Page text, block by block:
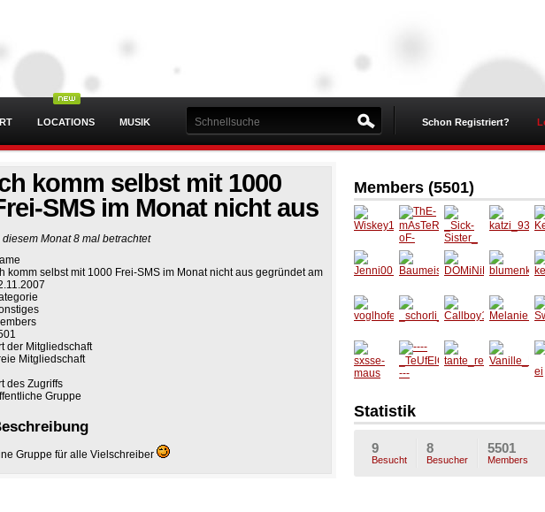
LOCATIONS MUSIK Schon Registriert?
komm selbst mit 1000
SMS im Monat nicht aus
diesem Monat 8 mal betrachtet
komm selbst mit 1000 Frei-SMS im Monat nicht aus gegründet am
der Mitgliedschaft
Mitgliedschaft
des Zugriffs
Gruppe
Gruppe für alle Vielschreiber
Members (5501)
Wiskey
19
ThE-
mAsTe
dIsAsT
eR
_Sick-
Sister_
katzi_9
3
Jenni00
1
Baumei
ster13
DOMiNi
K_92
blumen
kind_14
voglhof
er_girl
_schorl
i_
Callboy
15
Melanie
1991
ChEn_-
---
Statistik
9
Besucht
8
Besucher
5501
Members